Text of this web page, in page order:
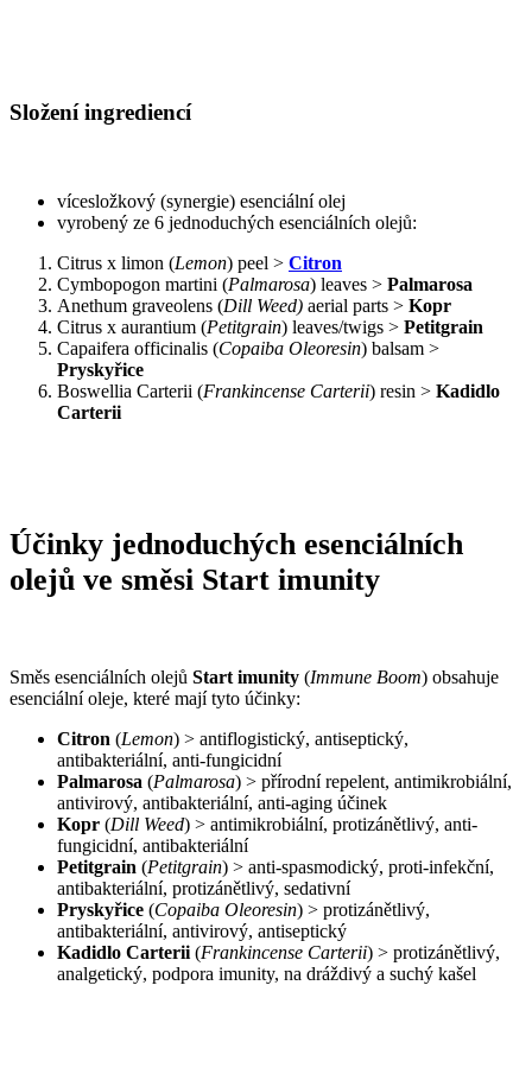
Složení ingrediencí
vícesložkový (synergie) esenciální olej
vyrobený ze 6 jednoduchých esenciálních olejů:
Citrus x limon (Lemon) peel > Citron
Cymbopogon martini (Palmarosa) leaves > Palmarosa
Anethum graveolens (Dill Weed) aerial parts > Kopr
Citrus x aurantium (Petitgrain) leaves/twigs > Petitgrain
Capaifera officinalis (Copaiba Oleoresin) balsam >
Pryskyřice
Boswellia Carterii (Frankincense Carterii) resin > Kadidlo
Carterii
Účinky jednoduchých esenciálních
olejů ve směsi Start imunity
Směs esenciálních olejů Start imunity (Immune Boom) obsahuje
esenciální oleje, které mají tyto účinky:
Citron (Lemon) > antiflogistický, antiseptický,
antibakteriální, anti-fungicidní
Palmarosa (Palmarosa) > přírodní repelent, antimikrobiální,
antivirový, antibakteriální, anti-aging účinek
Kopr (Dill Weed) > antimikrobiální, protizánětlivý, anti-
fungicidní, antibakteriální
Petitgrain (Petitgrain) > anti-spasmodický, proti-infekční,
antibakteriální, protizánětlivý, sedativní
Pryskyřice (Copaiba Oleoresin) > protizánětlivý,
antibakteriální, antivirový, antiseptický
Kadidlo Carterii (Frankincense Carterii) > protizánětlivý,
analgetický, podpora imunity, na dráždivý a suchý kašel